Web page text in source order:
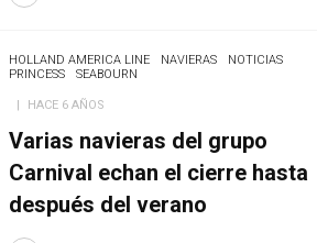
HOLLAND AMERICA LINE NAVIERAS
NOTICIAS
PRINCESS
SEABOURN
HACE 6 AÑOS
Varias navieras del grupo
Carnival echan el cierre hasta
después del verano